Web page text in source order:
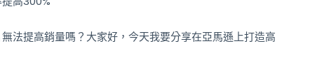
法提高銷量嗎？大家好，今天我要分享在亞馬遜上打造高